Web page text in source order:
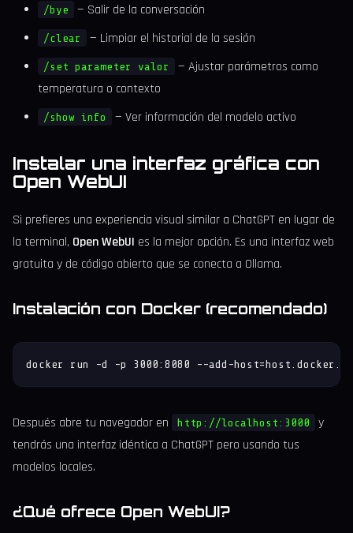
/bye — Salir de la conversación
/clear — Limpiar el historial de la sesión
/set parameter valor
— Ajustar parámetros como
temperatura o contexto
/show info — Ver información del modelo activo
Instalar una interfaz gráfica con
Open WebUI
Si prefieres una experiencia visual similar a ChatGPT en lugar de
la terminal, Open WebUI es la mejor opción. Es una interfaz web
gratuita y de código abierto que se conecta a Ollama.
Instalación con Docker (recomendado)
docker run -d -p 3000:8080 --add-
Después abre tu navegador en http://localhost:3000
y
tendrás una interfaz idéntica a ChatGPT pero usando tus
modelos locales.
¿Qué ofrece Open WebUI?